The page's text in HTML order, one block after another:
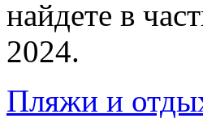
найдете в
2024.
Пляжи и